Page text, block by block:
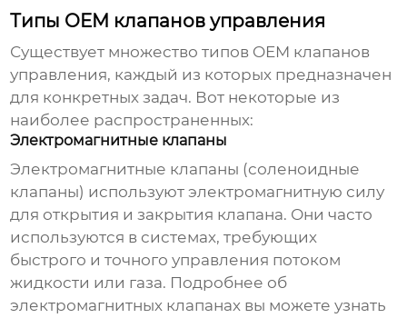
Типы OEM клапанов управления
Существует множество типов OEM клапанов
управления, каждый из которых предназначен
для конкретных задач. Вот некоторые из
наиболее распространенных:
Электромагнитные клапаны
Электромагнитные клапаны (соленоидные
клапаны) используют электромагнитную силу
для открытия и закрытия клапана. Они часто
используются в системах, требующих
быстрого и точного управления потоком
жидкости или газа. Подробнее об
электромагнитных клапанах вы можете узнать